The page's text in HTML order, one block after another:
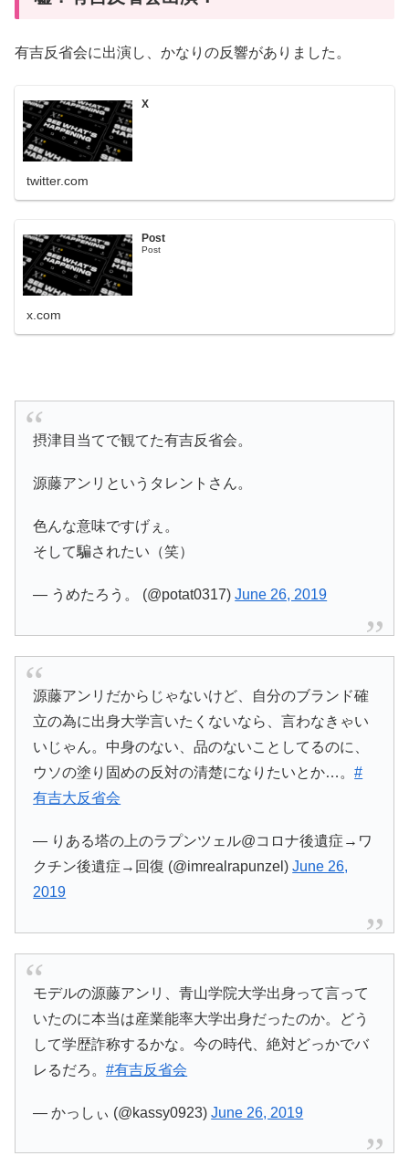
有吉反省会に出演し、かなりの反響がありました。
X
twitter.com
Post
Post
x.com
摂津目当てで観てた有吉反省会。
源藤アンリというタレントさん。
色んな意味ですげぇ。
そして騙されたい（笑）
— うめたろう。 (@potat0317)June 26, 2019
源藤アンリだからじゃないけど、自分のブランド確
立の為に出身大学言いたくないなら、言わなきゃい
いじゃん。中身のない、品のないことしてるのに、
ウソの塗り固めの反対の清楚になりたいとか…。#
有吉大反省会
— りある塔の上のラプンツェル@コロナ後遺症→ワ
クチン後遺症→回復 (@imrealrapunzel)June 26,
2019
モデルの源藤アンリ、青山学院大学出身って言って
いたのに本当は産業能率大学出身だったのか。どう
して学歴詐称するかな。今の時代、絶対どっかでバ
レるだろ。#有吉反省会
— かっしぃ (@kassy0923)June 26, 2019